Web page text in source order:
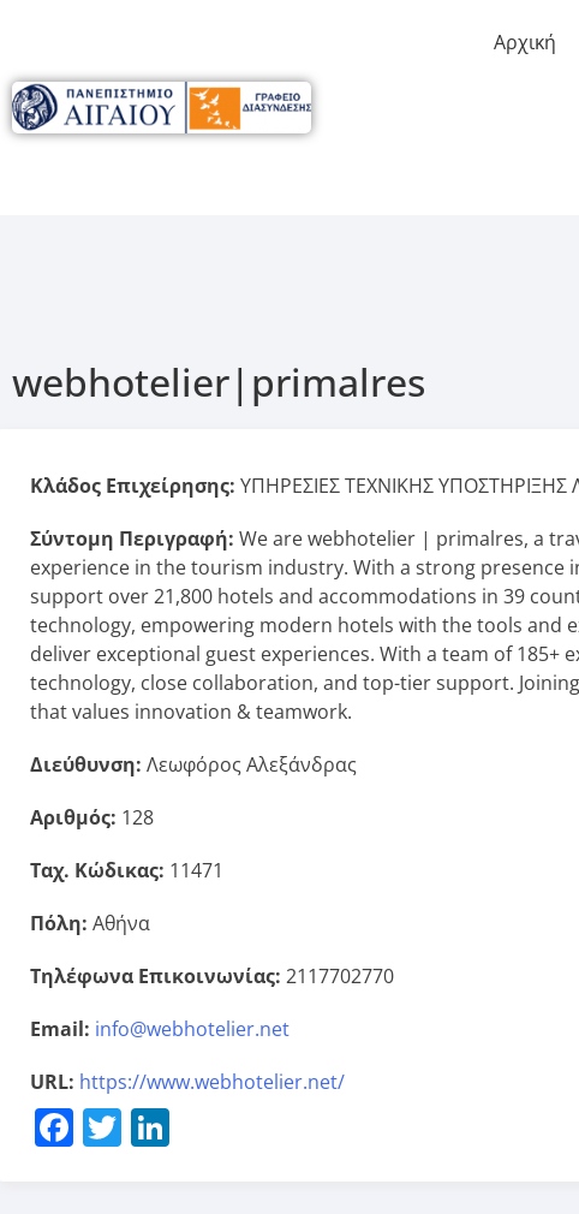
Αρχική
webhotelier|primalres
Κλάδος Επιχείρησης: ΥΠΗΡΕΣΙΕΣ ΤΕΧΝΙΚΗΣ ΥΠΟΣΤΗΡΙΞΗΣ
Σύντομη Περιγραφή: We are webhotelier | primalres, a
experience in the tourism industry. With a strong
support over 21,800 hotels and accommodations in 39
technology, empowering modern hotels with the tools and
deliver exceptional guest experiences. With a team of
technology, close collaboration, and top-tier support.
that values innovation & teamwork.
Διεύθυνση: Λεωφόρος Αλεξάνδρας
Αριθμός: 128
Ταχ. Κώδικας: 11471
Πόλη: Αθήνα
Τηλέφωνα Επικοινωνίας: 2117702770
Email: info@webhotelier.net
URL: https://www.webhotelier.net/
Facebook
Twitter